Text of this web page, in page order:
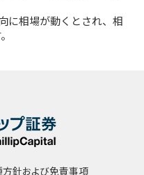
に相場が動くとされ、相
針および免責事項